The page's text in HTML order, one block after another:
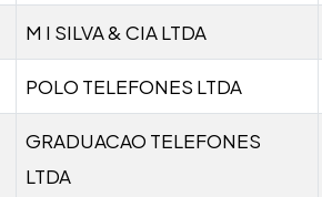
M I SILVA & CIA LTDA
POLO TELEFONES LTDA
GRADUACAO TELEFONES
LTDA